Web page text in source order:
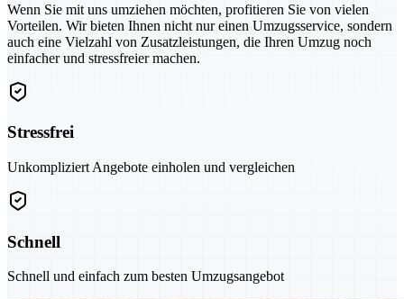
Wenn Sie mit uns umziehen möchten, profitieren Sie von vielen
Vorteilen. Wir bieten Ihnen nicht nur einen Umzugsservice, sondern
auch eine Vielzahl von Zusatzleistungen, die Ihren Umzug noch
einfacher und stressfreier machen.
Stressfrei
Unkompliziert Angebote einholen und vergleichen
Schnell
Schnell und einfach zum besten Umzugsangebot